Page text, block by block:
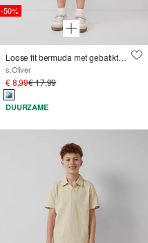
-50%
Loose fit bermuda met gebatikte look
s.Oliver
€ 8,99€ 17,99
DUURZAME